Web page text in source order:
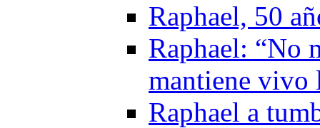
Raphael, 50
Raphael: “No
mantiene vivo
Raphael a